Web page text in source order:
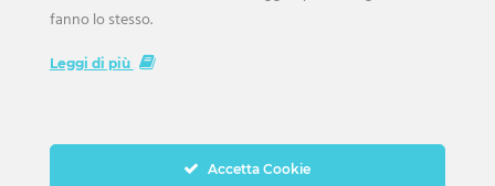
fanno lo stesso.
Leggi di più
Accetta Cookie